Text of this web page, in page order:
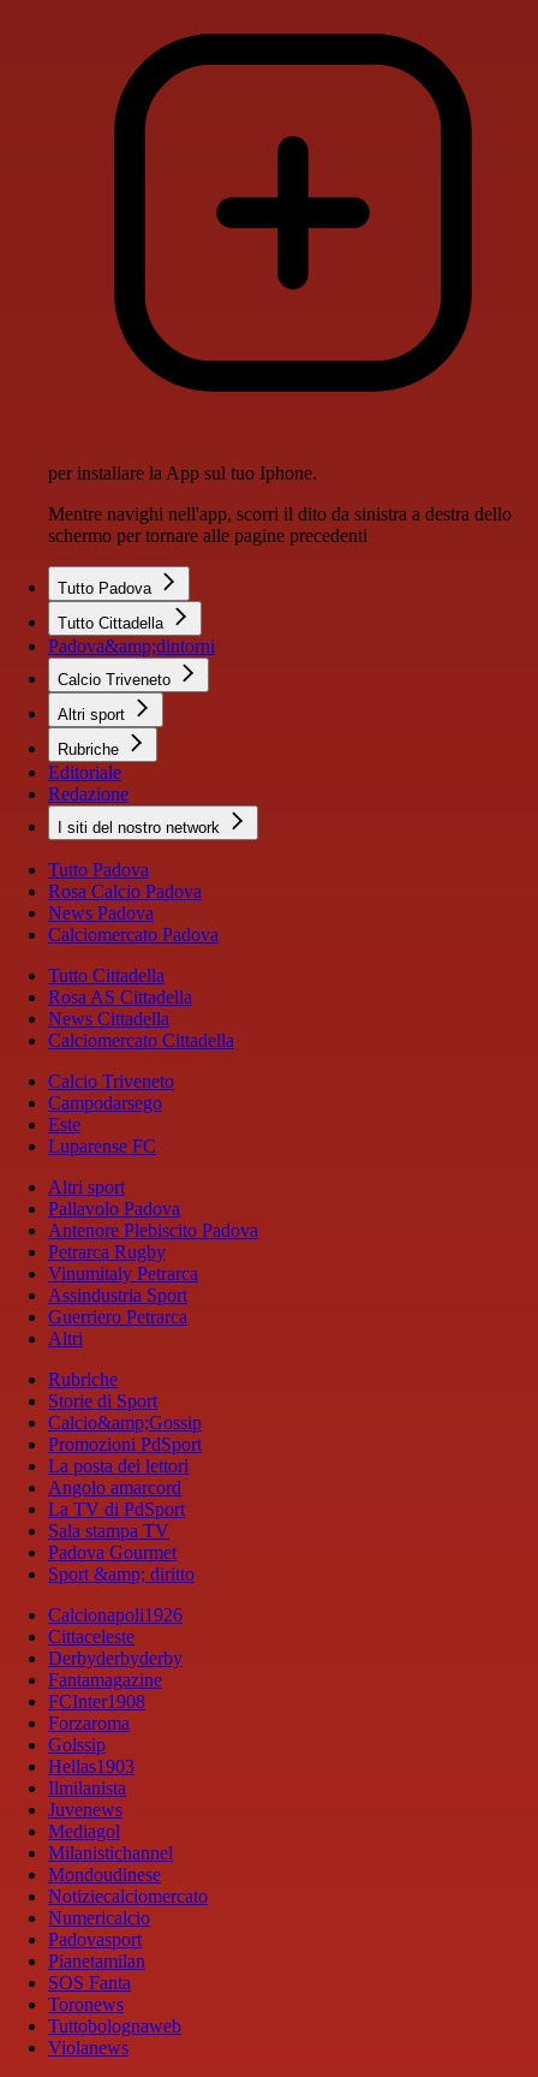
per installare la App sul tuo Iphone.
Mentre navighi nell'app, scorri il dito da sinistra a destra dello
schermo per tornare alle pagine precedenti
Tutto Padova
Tutto Cittadella
Padova&amp;dintorni
Calcio Triveneto
Altri sport
Rubriche
Editoriale
Redazione
I siti del nostro network
Tutto Padova
Rosa Calcio Padova
News Padova
Calciomercato Padova
Tutto Cittadella
Rosa AS Cittadella
News Cittadella
Calciomercato Cittadella
Calcio Triveneto
Campodarsego
Este
Luparense FC
Altri sport
Pallavolo Padova
Antenore Plebiscito Padova
Petrarca Rugby
Vinumitaly Petrarca
Assindustria Sport
Guerriero Petrarca
Altri
Rubriche
Storie di Sport
Calcio&amp;Gossip
Promozioni PdSport
La posta dei lettori
Angolo amarcord
La TV di PdSport
Sala stampa TV
Padova Gourmet
Sport &amp; diritto
Calcionapoli1926
Cittaceleste
Derbyderbyderby
Fantamagazine
FCInter1908
Forzaroma
Golssip
Hellas1903
Ilmilanista
Juvenews
Mediagol
Milanistichannel
Mondoudinese
Notiziecalciomercato
Numericalcio
Padovasport
Pianetamilan
SOS Fanta
Toronews
Tuttobolognaweb
Violanews